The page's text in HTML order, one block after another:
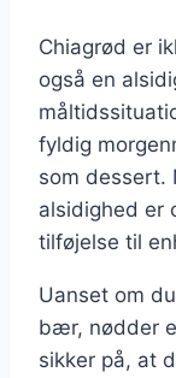
Chiagrød er
også en
fyldig
som
alsidighed er
tilføjelse til
Uanset om
bær, nødder
sikker på, at